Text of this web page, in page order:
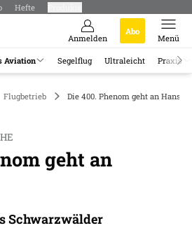
Hefte
Anmelden
Abo
Menü
Aviation Segelflug Ultraleicht Praxis
Flugbetrieb Die 400. Phenom geht an
geht an
Schwarzwälder